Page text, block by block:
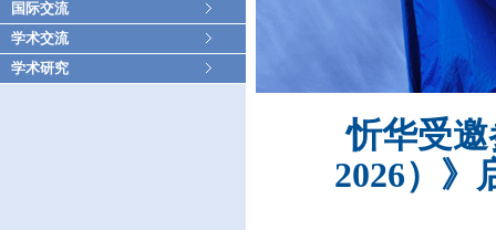
国际交流
学术交流
学术研究
忻华受
2026）》